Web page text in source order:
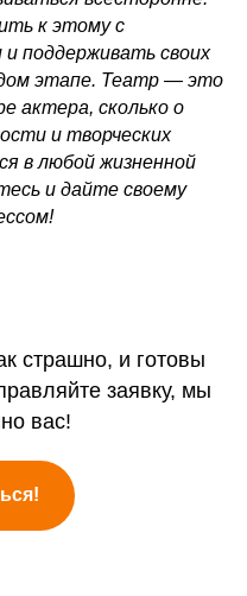
к этому с
поддерживать своих
этапе. Театр — это
актера, сколько о
и творческих
в любой жизненной
и дайте своему
страшно, и готовы
заявку, мы
вас!